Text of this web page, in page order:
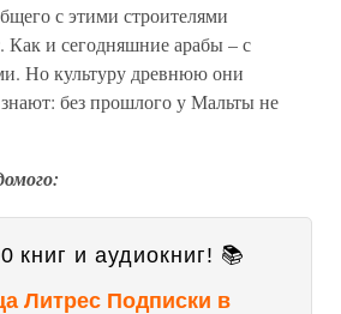
с этими строителями
Как и сегодняшние арабы – с
Но культуру древнюю они
без прошлого у Мальты не
книг и аудиокниг! 📚
Литрес Подписки в